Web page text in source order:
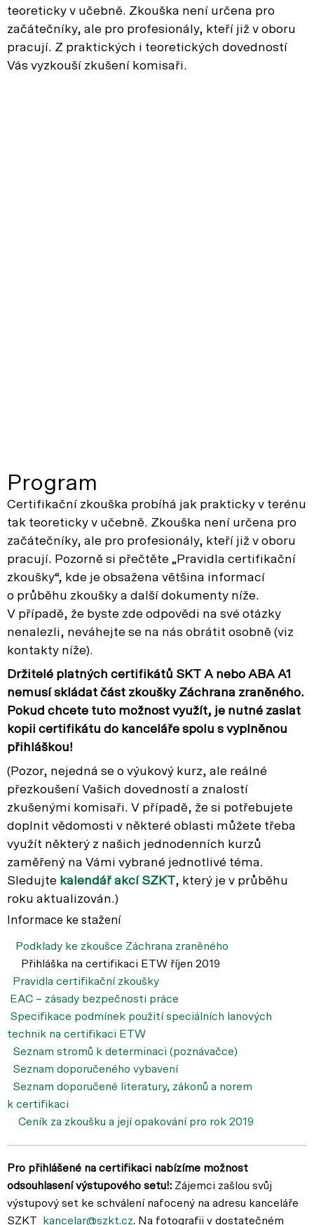
teoreticky v učebně. Zkouška není určena pro
začátečníky, ale pro profesionály, kteří již v oboru
pracují. Z praktických i teoretických dovedností
Vás vyzkouší zkušení komisaři.
Program
Certifikační zkouška probíhá jak prakticky v terénu
tak teoreticky v učebně. Zkouška není určena pro
začátečníky, ale pro profesionály, kteří již v oboru
pracují. Pozorně si přečtěte „Pravidla certifikační
zkoušky“, kde je obsažena většina informací
o průběhu zkoušky a další dokumenty níže.
V případě, že byste zde odpovědi na své otázky
nenalezli, neváhejte se na nás obrátit osobně (viz
kontakty níže).
Držitelé platných certifikátů SKT A nebo ABA A1
nemusí skládat část zkoušky Záchrana zraněného.
Pokud chcete tuto možnost využít, je nutné zaslat
kopii certifikátu do kanceláře spolu s vyplněnou
přihláškou!
(Pozor, nejedná se o výukový kurz, ale reálné
přezkoušení Vašich dovedností a znalostí
zkušenými komisaři. V případě, že si potřebujete
doplnit vědomosti v některé oblasti můžete třeba
využít některý z našich jednodenních kurzů
zaměřený na Vámi vybrané jednotlivé téma.
Sledujte kalendář akcí SZKT, který je v průběhu
roku aktualizován.)
Informace ke stažení
Podklady ke zkoušce Záchrana zraněného
Přihláška na certifikaci ETW říjen 2019
Pravidla certifikační zkoušky
EAC – zásady bezpečnosti práce
Specifikace podmínek použití speciálních lanových
technik na certifikaci ETW
Seznam stromů k determinaci (poznávačce)
Seznam doporučeného vybavení
Seznam doporučené literatury, zákonů a norem
k certifikaci
Ceník za zkoušku a její opakování pro rok 2019
Pro přihlášené na certifikaci nabízíme možnost
odsouhlasení výstupového setu!: Zájemci zašlou svůj
výstupový set ke schválení nafocený na adresu kanceláře
SZKT
kancelar@szkt.cz. Na fotografii v dostatečném